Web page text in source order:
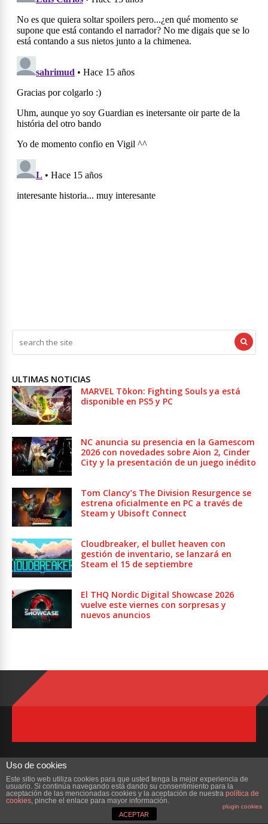
ULTIMAS NOTICIAS
MARVEL Tōkon: Fighting Souls ya está
disponible en PS5 y PC
NC anuncia su presencia en la Gamescom
2026 con novedades sobre Aion 2, Cinder
City y la presentación de un juego inédito
Tom Clancy’s The Division Resurgence se
estrena oficialmente en PC a través de
Steam y Ubisoft Connect
Cloudbreaker, el bullet heaven con
gestión de inventario, se lanzará en
Steam el 15 de septiembre
El THQ Nordic Digital Showcase 2026
vuelve este viernes con sorpresas y
nuevos anuncios
Copyright © 2023 ZonaMMORPG.com. Todos los derechos reservados
¿Quienes Somos? Colabora Contacto
Uso de cookies
Este sitio web utiliza cookies para que usted tenga la mejor experiencia de
usuario. Si continúa navegando está dando su consentimiento para la
aceptación de las mencionadas cookies y la aceptación de nuestra política de
cookies, pinche el enlace para mayor información.
plugin cookies
ACEPTAR